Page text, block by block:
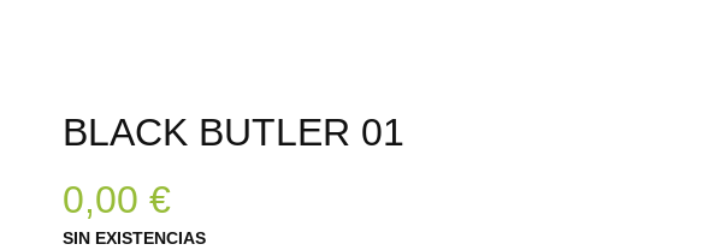
BLACK BUTLER 01
0,00 €
SIN EXISTENCIAS